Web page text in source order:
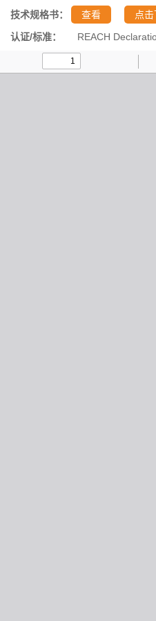
技术规格书： 查看
点
认证/标准：
REACH